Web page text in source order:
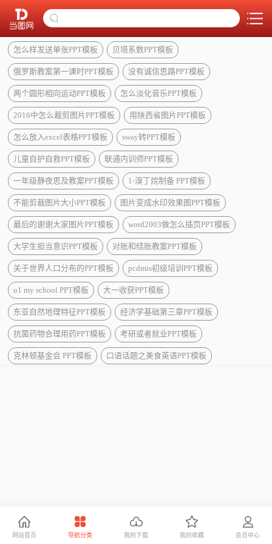
怎么样发送单张PPT模板 贝塔系数PPT模板
俄罗斯教案第一课时PPT模板 没有诚信思路PPT模板
两个圆形相向运动PPT模板 怎么淡化音乐PPT模板
2016中怎么裁剪图片PPT模板 用陕西省图片PPT模板
怎么放入excel表格PPT模板 sway转PPT模板
儿童自护自救PPT模板 联通内训师PPT模板
一年级静夜思及教案PPT模板 1-溴丁烷制备 PPT模板
不能剪裁图片大小PPT模板 图片变成水印效果图PPT模板
最后的谢谢大家图片PPT模板 word2003做怎么插页PPT模板
大学生担当意识PPT模板 对账和结账教案PPT模板
关于世界人口分布的PPT模板 pcdmis初级培训PPT模板
u1 my school PPT模板 大一收获PPT模板
东亚自然地理特征PPT模板 经济学基础第三章PPT模板
抗菌药物合理用药PPT模板 考研或者就业PPT模板
克林顿基金会 PPT模板 口语话题之美食英语PPT模板
网站首页 导航分类 我的下载 我的收藏 会员中心